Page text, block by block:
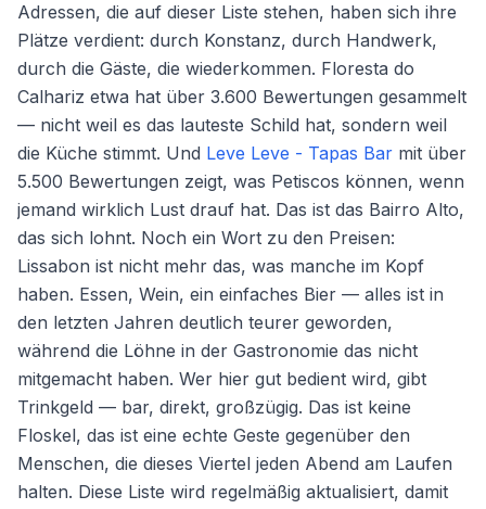
Adressen, die auf dieser Liste stehen, haben sich ihre
Plätze verdient: durch Konstanz, durch Handwerk,
durch die Gäste, die wiederkommen. Floresta do
Calhariz etwa hat über 3.600 Bewertungen gesammelt
— nicht weil es das lauteste Schild hat, sondern weil
die Küche stimmt. Und Leve Leve - Tapas Bar mit über
5.500 Bewertungen zeigt, was Petiscos können, wenn
jemand wirklich Lust drauf hat. Das ist das Bairro Alto,
das sich lohnt. Noch ein Wort zu den Preisen:
Lissabon ist nicht mehr das, was manche im Kopf
haben. Essen, Wein, ein einfaches Bier — alles ist in
den letzten Jahren deutlich teurer geworden,
während die Löhne in der Gastronomie das nicht
mitgemacht haben. Wer hier gut bedient wird, gibt
Trinkgeld — bar, direkt, großzügig. Das ist keine
Floskel, das ist eine echte Geste gegenüber den
Menschen, die dieses Viertel jeden Abend am Laufen
halten. Diese Liste wird regelmäßig aktualisiert, damit